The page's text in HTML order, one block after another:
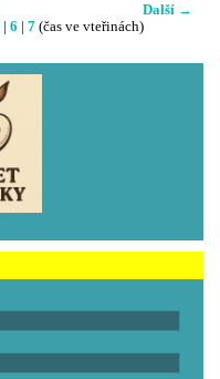
Další →
6 7(čas ve vteřinách)